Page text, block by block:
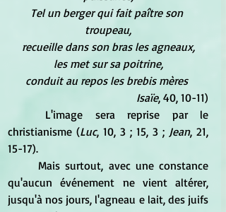
Tel un berger qui fait paître son
troupeau,
recueille dans son bras les agneaux,
les met sur sa poitrine,
conduit au repos les brebis mères
Isaïe, 40, 10-11)
christianisme (Luc, 10, 3 ; 15, 3 ; Jean, 21,
15-17).
qu'aucun événement ne vient altérer,
jusqu'à nos jours, l'agneau e lait, des juifs